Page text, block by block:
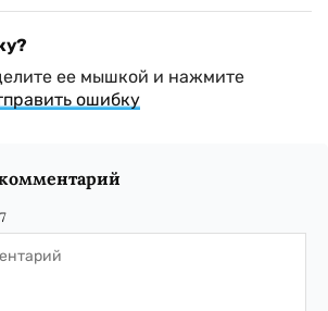
ее мышкой и нажмите
ошибку
7